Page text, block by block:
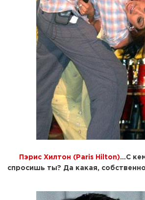
Пэрис Хилтон (Paris Hilton)…С
спросишь ты? Да какая,